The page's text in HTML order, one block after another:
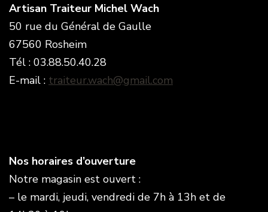
Artisan Traiteur Michel Wach
50 rue du Général de Gaulle
67560 Rosheim
Tél : 03.88.50.40.28
E-mail : traiteur.wach@gmail.com
Nos horaires d’ouverture
Notre magasin est ouvert :
– le mardi, jeudi, vendredi de 7h à 13h et de